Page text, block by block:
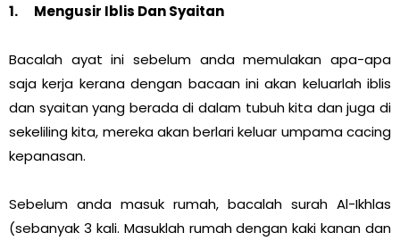
1. Mengusir Iblis Dan Syaitan
Bacalah ayat ini sebelum anda memulakan apa-apa
saja kerja kerana dengan bacaan ini akan keluarlah iblis
dan syaitan yang berada di dalam tubuh kita dan juga di
sekeliling kita, mereka akan berlari keluar umpama cacing
kepanasan.
Sebelum anda masuk rumah, bacalah surah Al-Ikhlas
(sebanyak 3 kali. Masuklah rumah dengan kaki kanan dan